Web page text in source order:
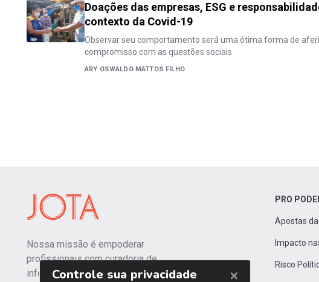
Doações das empresas, ESG e
contexto da Covid-19
Observar seu comportamento será uma ótima forma de
compromisso com as questões sociais
ARY OSWALDO MATTOS FILHO
Nossa missão é empoderar
profissionais com curadoria de
informações independentes e
PRO
Apostas
Impacto
Risco